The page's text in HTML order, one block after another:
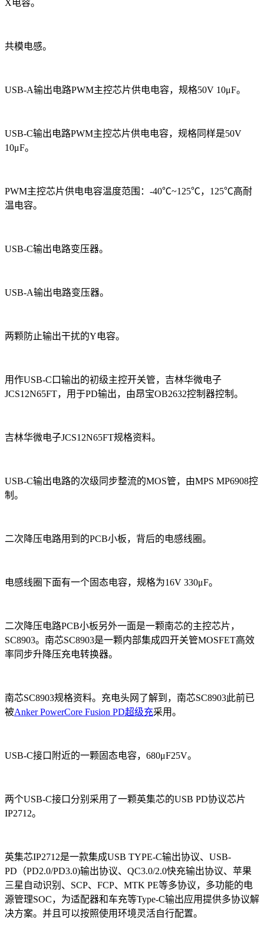
X电容。
共模电感。
USB-A输出电路PWM主控芯片供电电容，规格50V 10μF。
USB-C输出电路PWM主控芯片供电电容，规格同样是50V
10μF。
PWM主控芯片供电电容温度范围：-40℃~125℃，125℃高耐
温电容。
USB-C输出电路变压器。
USB-A输出电路变压器。
两颗防止输出干扰的Y电容。
用作USB-C口输出的初级主控开关管，吉林华微电子
JCS12N65FT，用于PD输出，由昂宝OB2632控制器控制。
吉林华微电子JCS12N65FT规格资料。
USB-C输出电路的次级同步整流的MOS管，由MPS MP6908控
制。
二次降压电路用到的PCB小板，背后的电感线圈。
电感线圈下面有一个固态电容，规格为16V 330μF。
二次降压电路PCB小板另外一面是一颗南芯的主控芯片，
SC8903。南芯SC8903是一颗内部集成四开关管MOSFET高效
率同步升降压充电转换器。
南芯SC8903规格资料。充电头网了解到，南芯SC8903此前已
被Anker PowerCore Fusion PD超级充采用。
USB-C接口附近的一颗固态电容，680μF25V。
两个USB-C接口分别采用了一颗英集芯的USB PD协议芯片
IP2712。
英集芯IP2712是一款集成USB TYPE-C输出协议、USB-
PD（PD2.0/PD3.0)输出协议、QC3.0/2.0快充输出协议、苹果
三星自动识别、SCP、FCP、MTK PE等多协议，多功能的电
源管理SOC，为适配器和车充等Type-C输出应用提供多协议解
决方案。并且可以按照使用环境灵活自行配置。